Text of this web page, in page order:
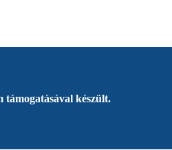
készült.